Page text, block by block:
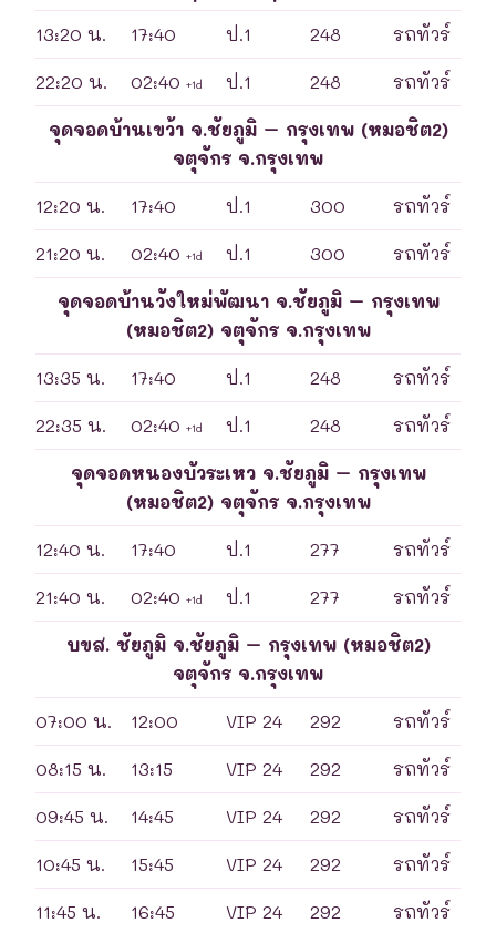
13:20 น. 17:40 ป.1 248 รถทัวร์
22:20 น. 02:40 +1d ป.1 248 รถทัวร์
จุดจอดบ้านเขว้า จ.ชัยภูมิ – กรุงเทพ (หมอชิต2)
จตุจักร จ.กรุงเทพ
12:20 น. 17:40 ป.1 300 รถทัวร์
21:20 น. 02:40 +1d ป.1 300 รถทัวร์
จุดจอดบ้านวังใหม่พัฒนา จ.ชัยภูมิ – กรุงเทพ
(หมอชิต2) จตุจักร จ.กรุงเทพ
13:35 น. 17:40 ป.1 248 รถทัวร์
22:35 น. 02:40 +1d ป.1 248 รถทัวร์
จุดจอดหนองบัวระเหว จ.ชัยภูมิ – กรุงเทพ
(หมอชิต2) จตุจักร จ.กรุงเทพ
12:40 น. 17:40 ป.1 277 รถทัวร์
21:40 น. 02:40 +1d ป.1 277 รถทัวร์
บขส. ชัยภูมิ จ.ชัยภูมิ – กรุงเทพ (หมอชิต2)
จตุจักร จ.กรุงเทพ
07:00 น. 12:00 VIP 24 292 รถทัวร์
08:15 น. 13:15 VIP 24 292 รถทัวร์
09:45 น. 14:45 VIP 24 292 รถทัวร์
10:45 น. 15:45 VIP 24 292 รถทัวร์
11:45 น. 16:45 VIP 24 292 รถทัวร์